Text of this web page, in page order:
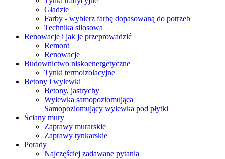
Gładzie
Farby - wybierz farbę dopasowaną do potrzeb
Technika silosowa
Renowacje i jak je przeprowadzić
Remont
Renowacje
Budownictwo niskoenergetyczne
Tynki termoizolacyjne
Betony i wylewki
Betony, jastrychy
Wylewka samopoziomująca
Samopoziomujący wylewka pod płytki
Ściany mury
Zaprawy murarskie
Zaprawy tynkarskie
Porady
Najczęściej zadawane pytania